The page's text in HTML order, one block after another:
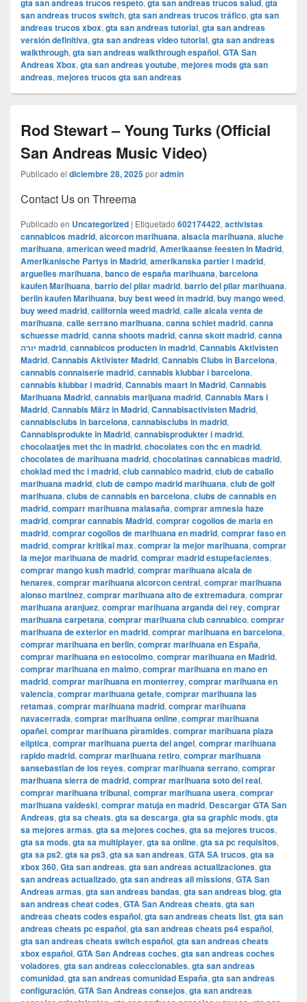
gta san andreas trucos respeto, gta san andreas trucos salud, gta
san andreas trucos switch, gta san andreas trucos tráfico, gta san
andreas trucos xbox, gta san andreas tutorial, gta san andreas
versión definitiva, gta san andreas video tutorial, gta san andreas
walkthrough, gta san andreas walkthrough español, GTA San
Andreas Xbox, gta san andreas youtube, mejores mods gta san
andreas, mejores trucos gta san andreas
Rod Stewart – Young Turks (Official
San Andreas Music Video)
Publicado el diciembre 28, 2025poradmin
Contact Us on Threema
Publicado en Uncategorized | Etiquetado 602174422, activistas
cannabicos madrid, alcorcon marihuana, alsacia marihuana, aluche
marihuana, american weed madrid, Amerikaanse feesten in Madrid,
Amerikanische Partys in Madrid, amerikanska partier i madrid,
arguelles marihuana, banco de españa marihuana, barcelona
kaufen Marihuana, barrio del pilar madrid, barrio del pilar marihuana,
berlin kaufen Marihuana, buy best weed in madrid, buy mango weed,
buy weed madrid, california weed madrid, calle alcala venta de
marihuana, calle serrano marihuana, canna schiet madrid, canna
schuesse madrid, canna shoots madrid, canna skott madrid, canna
יורה madrid, cannabicos producten in madrid, Cannabis Aktivisten
Madrid, Cannabis Aktivister Madrid, Cannabis Clubs in Barcelona,
cannabis connaiserie madrid, cannabis klubbar i barcelona,
cannabis klubbar i madrid, Cannabis maart in Madrid, Cannabis
Marihuana Madrid, cannabis marijuana madrid, Cannabis Mars i
Madrid, Cannabis März in Madrid, Cannabisactivisten Madrid,
cannabisclubs in barcelona, cannabisclubs in madrid,
Cannabisprodukte in Madrid, cannabisprodukter i madrid,
chocolaatjes met thc in madrid, chocolates con thc en madrid,
chocolates de marihuana madrid, chocolatinas cannabicas madrid,
choklad med thc i madrid, club cannabico madrid, club de caballo
marihuana madrid, club de campo madrid marihuana, club de golf
marihuana, clubs de cannabis en barcelona, clubs de cannabis en
madrid, comparr marihuana malasaña, comprar amnesia haze
madrid, comprar cannabis Madrid, comprar cogollos de maria en
madrid, comprar cogollos de marihuana en madrid, comprar faso en
madrid, comprar kritikal max, comprar la mejor marihuana, comprar
la mejor marihuana de madrid, comprar madrid estupefacientes,
comprar mango kush madrid, comprar marihuana alcala de
henares, comprar marihuana alcorcon central, comprar marihuana
alonso martinez, comprar marihuana alto de extremadura, comprar
marihuana aranjuez, comprar marihuana arganda del rey, comprar
marihuana carpetana, comprar marihuana club cannabico, comprar
marihuana de exterior en madrid, comprar marihuana en barcelona,
comprar marihuana en berlin, comprar marihuana en España,
comprar marihuana en estocolmo, comprar marihuana en Madrid,
comprar marihuana en malmo, comprar marihuana en mano en
madrid, comprar marihuana en monterrey, comprar marihuana en
valencia, comprar marihuana getafe, comprar marihuana las
retamas, comprar marihuana madrid, comprar marihuana
navacerrada, comprar marihuana online, comprar marihuana
opañel, comprar marihuana pìramides, comprar marihuana plaza
eliptica, comprar marihuana puerta del angel, comprar marihuana
rapido madrid, comprar marihuana retiro, comprar marihuana
sansebastian de los reyes, comprar marihuana serrano, comprar
marihuana sierra de madrid, comprar marihuana soto del real,
comprar marihuana tribunal, comprar marihuana usera, comprar
marihuana valdeski, comprar matuja en madrid, Descargar GTA San
Andreas, gta sa cheats, gta sa descarga, gta sa graphic mods, gta
sa mejores armas, gta sa mejores coches, gta sa mejores trucos,
gta sa mods, gta sa multiplayer, gta sa online, gta sa pc requisitos,
gta sa ps2, gta sa ps3, gta sa san andreas, GTA SA trucos, gta sa
xbox 360, Gta san andreas, gta san andreas actualizaciones, gta
san andreas actualizado, gta san andreas all missions, GTA San
Andreas armas, gta san andreas bandas, gta san andreas blog, gta
san andreas cheat codes, GTA San Andreas cheats, gta san
andreas cheats codes español, gta san andreas cheats list, gta san
andreas cheats pc español, gta san andreas cheats ps4 español,
gta san andreas cheats switch español, gta san andreas cheats
xbox español, GTA San Andreas coches, gta san andreas coches
voladores, gta san andreas coleccionables, gta san andreas
comunidad, gta san andreas comunidad España, gta san andreas
configuración, GTA San Andreas consejos, gta san andreas